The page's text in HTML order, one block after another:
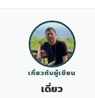
เกี่ยวกับผู้เขียน
เดี่ยว